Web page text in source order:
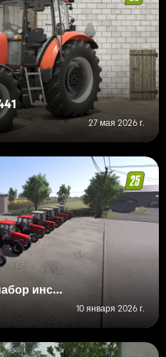
27 мая 2026 г.
Польские тракторы и набор инструментов
10 января 2026 г.